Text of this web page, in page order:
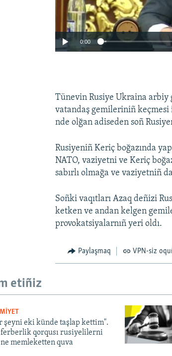
0:00
Tünevin Rusiye Ukraina arbiy
vatandaş gemileriniñ keçmesi
nde olğan adiseden soñ
Rusiyeniñ Keriç boğazında
NATO, vaziyetni ve Keriç
sabırlı olmağa ve vaziyetniñ
Soñki vaqıtları Azaq deñizi
ketken ve andan kelgen
provokatsiyalarnıñ yeri oldı.
Paylaşmaq VPN-siz
etiñiz
şeyni eki künde taşlap kettim".
qorqusı rusiyelilerni
memleketten quva